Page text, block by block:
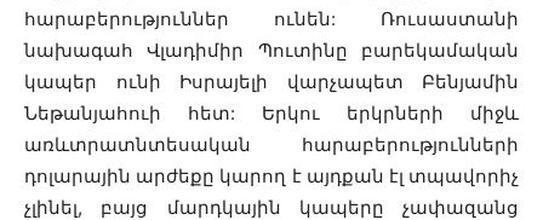
հարաբերություններ ունեն: Ռուսաստանի
նախագահ Վլադիմիր Պուտինը բարեկամական
կապեր ունի Իսրայելի վարչապետ Բենյամին
Նեթանյահուի հետ: Երկու երկրների միջև
առևտրատնտեսական հարաբերությունների
դոլարային արժեքը կարող է այդքան էլ տպավորիչ
չլինել, բայց մարդկային կապերը չափազանց